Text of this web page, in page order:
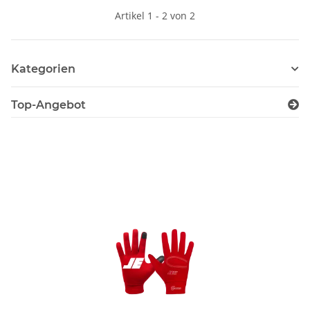
Artikel 1 - 2 von 2
Kategorien
Top-Angebot